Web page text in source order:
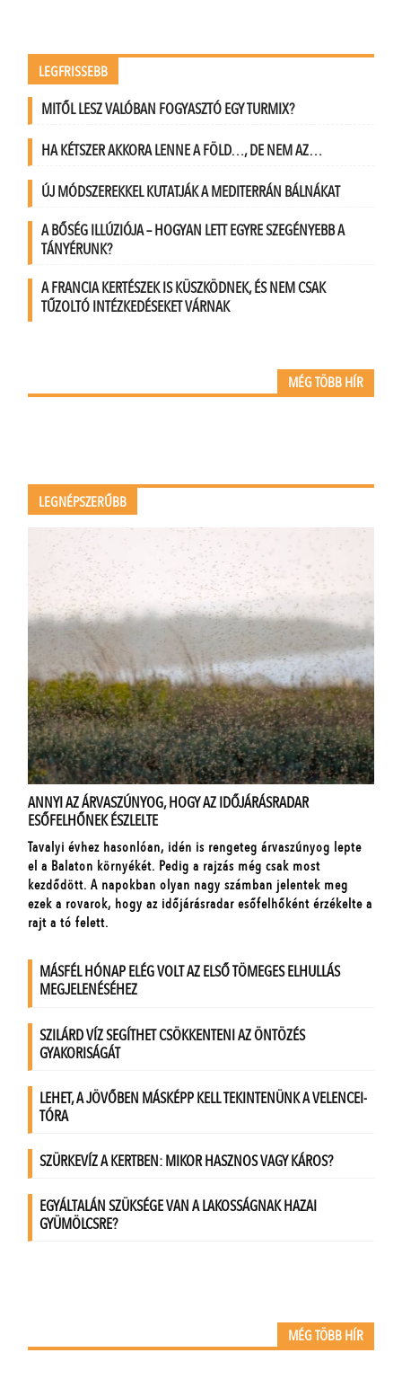
LEGFRISSEBB
MITŐL LESZ VALÓBAN FOGYASZTÓ EGY TURMIX?
HA KÉTSZER AKKORA LENNE A FÖLD…, DE NEM AZ…
ÚJ MÓDSZEREKKEL KUTATJÁK A MEDITERRÁN BÁLNÁKAT
A BŐSÉG ILLÚZIÓJA – HOGYAN LETT EGYRE SZEGÉNYEBB A
TÁNYÉRUNK?
A FRANCIA KERTÉSZEK IS KÜSZKÖDNEK, ÉS NEM CSAK
TŰZOLTÓ INTÉZKEDÉSEKET VÁRNAK
MÉG TÖBB HÍR
LEGNÉPSZERŰBB
MÉG TÖBB HÍR